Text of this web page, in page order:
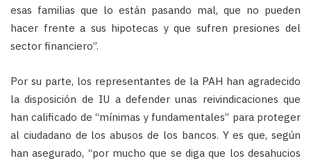
esas familias que lo están pasando mal, que no pueden
hacer frente a sus hipotecas y que sufren presiones del
sector financiero”.
Por su parte, los representantes de la PAH han agradecido
la disposición de IU a defender unas reivindicaciones que
han calificado de “mínimas y fundamentales” para proteger
al ciudadano de los abusos de los bancos. Y es que, según
han asegurado, “por mucho que se diga que los desahucios